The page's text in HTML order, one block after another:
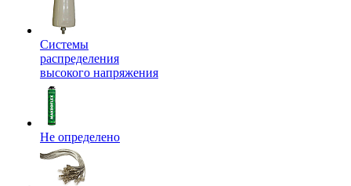
Системы
распределения
высокого напряжения
Не определено